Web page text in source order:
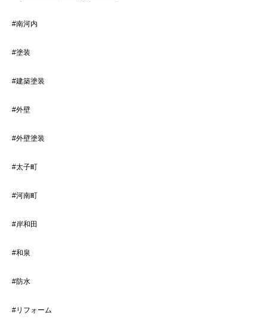
#南河内
#塗装
#建築塗装
#外壁
#外壁塗装
#太子町
#河南町
#岸和田
#和泉
#防水
#リフォーム